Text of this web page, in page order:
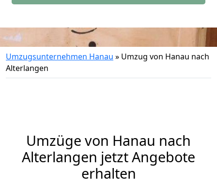
Umzugsunternehmen Hanau » Umzug von Hanau nach
Alterlangen
Umzüge von Hanau nach
Alterlangen jetzt Angebote
erhalten